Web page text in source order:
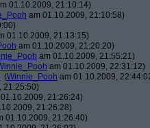
01.10.2009, 21:10:14)
am 01.10.2009, 21:10:58)
01.10.2009, 21:13:15)
am 01.10.2009, 21:20:20)
am 01.10.2009, 21:55:21)
am 01.10.2009, 22:31:12)
(Winnie_Pooh am 01.10.2009,
21:25:50)
21:26:24)
21:26:28)
01.10.2009, 21:26:40)